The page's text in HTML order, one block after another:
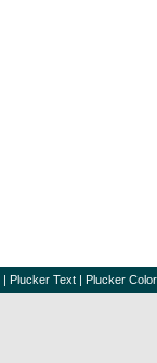
| Plucker Text | Plucker Color